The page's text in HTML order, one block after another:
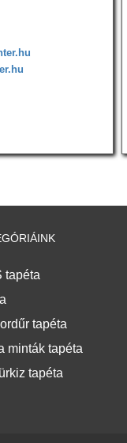
tapéta
tapéta
minták tapéta
tapéta